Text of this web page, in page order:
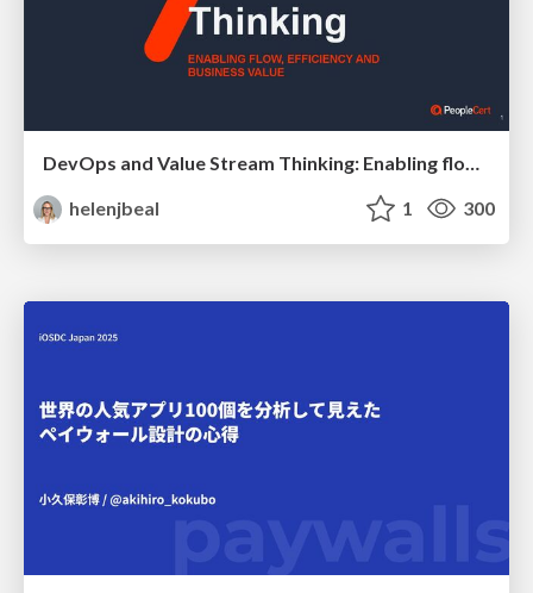
DevOps and Value Stream Thinking: Enabling flow, efficiency and business value
helenjbeal
1 300